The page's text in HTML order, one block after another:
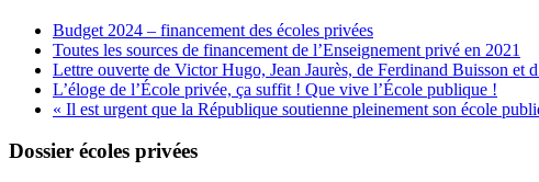
Budget 2024 – financement des écoles privées
Toutes les sources de financement de l’Enseignement privé en 2021
Lettre ouverte de Victor Hugo, Jean Jaurès, de Ferdinand Buisson
L’éloge de l’École privée, ça suffit ! Que vive l’École publique !
« Il est urgent que la République soutienne pleinement son école
Dossier écoles privées